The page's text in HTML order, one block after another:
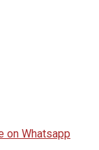
on Whatsapp